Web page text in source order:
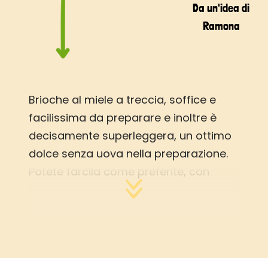
Da un'idea di
Ramona
Brioche al miele a treccia, soffice e
facilissima da preparare e inoltre è
decisamente superleggera, un ottimo
dolce senza uova nella preparazione.
Potete farcila come preferite, con
marmellata o crema al cioccolato.